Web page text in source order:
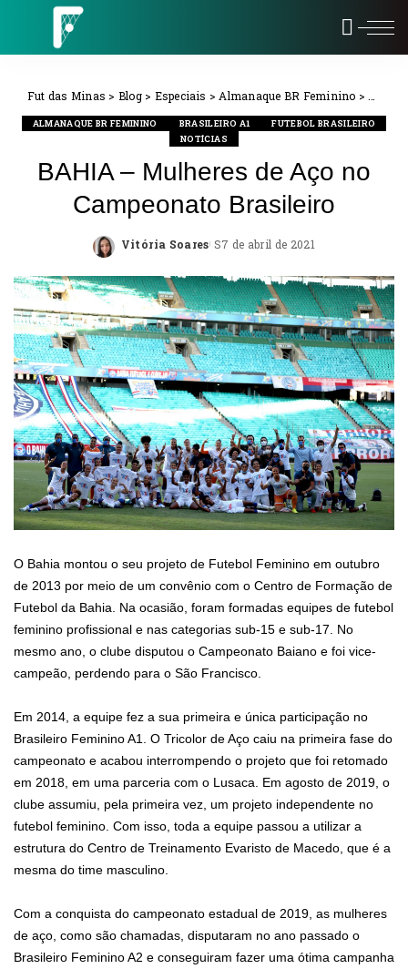
Fut das Minas > Blog> Especiais > Almanaque BR Feminino >
ALMANAQUE BR FEMININO BRASILEIRO A1
FUTEBOL BRASILEIRO
NOTÍCIAS
BAHIA – Mulheres de Aço no
Campeonato Brasileiro
Posted
Vitória Soares 7 de abril de 2021
O Bahia montou o seu projeto de Futebol Feminino em outubro
de 2013 por meio de um convênio com o Centro de Formação de
Futebol da Bahia. Na ocasião, foram formadas equipes de futebol
feminino profissional e nas categorias sub-15 e sub-17. No
mesmo ano, o clube disputou o Campeonato Baiano e foi vice-
campeão, perdendo para o São Francisco.
Em 2014, a equipe fez a sua primeira e única participação no
Brasileiro Feminino A1. O Tricolor de Aço caiu na primeira fase do
campeonato e acabou interrompendo o projeto que foi retomado
em 2018, em uma parceria com o Lusaca. Em agosto de 2019, o
clube assumiu, pela primeira vez, um projeto independente no
futebol feminino. Com isso, toda a equipe passou a utilizar a
estrutura do Centro de Treinamento Evaristo de Macedo, que é a
mesma do time masculino.
Com a conquista do campeonato estadual de 2019, as mulheres
de aço, como são chamadas, disputaram no ano passado o
Brasileiro Feminino A2 e conseguiram fazer uma ótima campanha